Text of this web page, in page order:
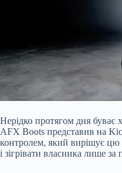
Нерідко протягом дня буває
AFX Boots представив на
контролем, який вирішує цю
і зігрівати власника лише за